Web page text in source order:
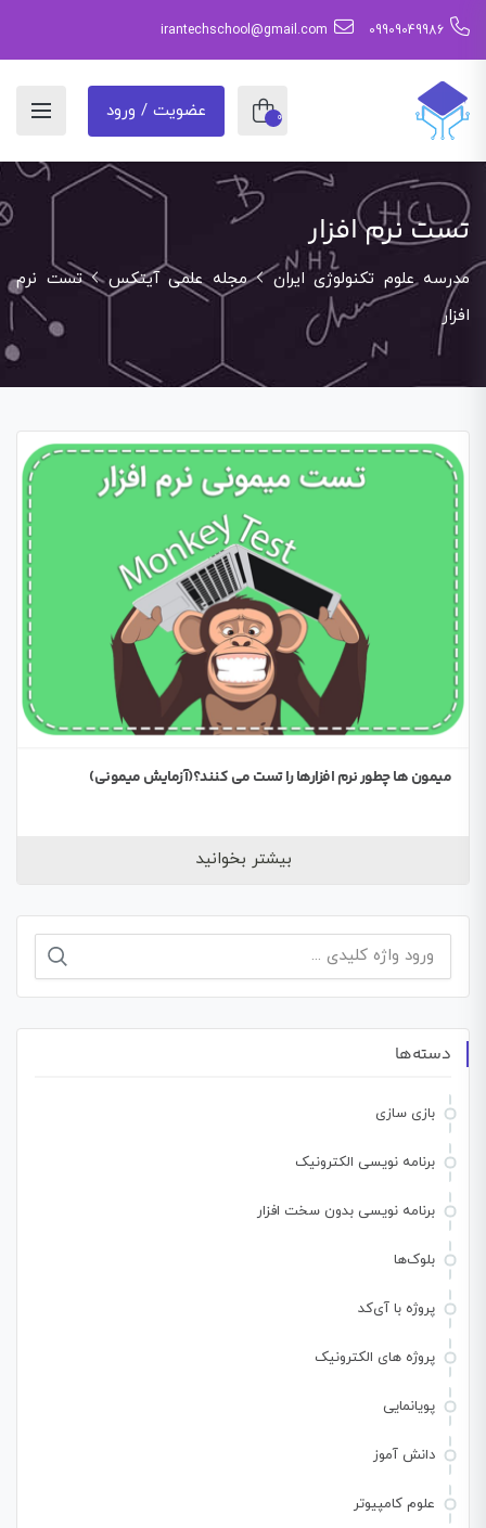
09909049986
irantechschool@gmail.com
0 عضویت / ورود
تست نرم افزار
مدرسه علوم تکنولوژی ایران مجله علمی آیتکس
تست نرم
افزار
میمون ها چطور نرم افزارها را تست می کنند؟(آزمایش میمونی)
بیشتر بخوانید
جستجو
دسته‌ها
بازی سازی
برنامه نویسی الکترونیک
برنامه نویسی بدون سخت افزار
بلوک‌ها
پروژه با آی‌کد
پروژه های الکترونیک
پویانمایی
دانش آموز
علوم کامپیوتر